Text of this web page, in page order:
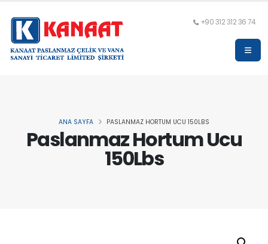
+90 312 312 36 74
Paslanmaz Hortum Ucu
150Lbs
ANA SAYFA PASLANMAZ HORTUM UCU 150LBS